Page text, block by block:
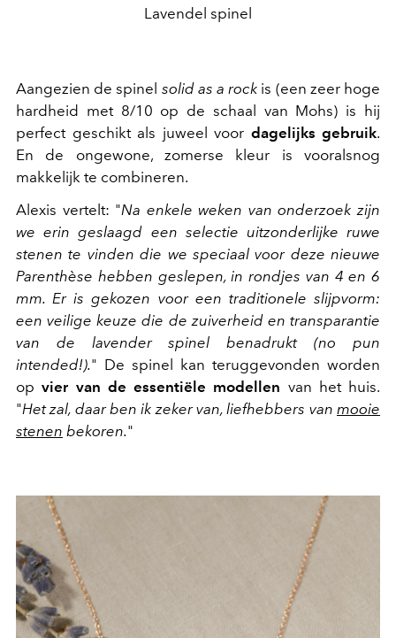
Lavendel spinel
Aangezien de spinel solid as a rock is (een zeer hoge
hardheid met 8/10 op de schaal van Mohs) is hij
perfect geschikt als juweel voor dagelijks gebruik.
En de ongewone, zomerse kleur is vooralsnog
makkelijk te combineren.
Alexis vertelt: "Na enkele weken van onderzoek zijn
we erin geslaagd een selectie uitzonderlijke ruwe
stenen te vinden die we speciaal voor deze nieuwe
Parenthèse hebben geslepen, in rondjes van 4 en 6
mm. Er is gekozen voor een traditionele slijpvorm:
een veilige keuze die de zuiverheid en transparantie
van de lavender spinel benadrukt (no pun
intended!)." De spinel kan teruggevonden worden
opvier van de essentiële modellen van het huis.
"Het zal, daar ben ik zeker van, liefhebbers van mooie
stenen bekoren."